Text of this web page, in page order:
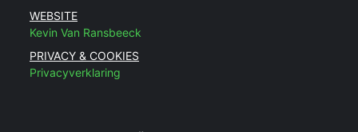
WEBSITE
Kevin Van Ransbeeck
PRIVACY & COOKIES
Privacyverklaring